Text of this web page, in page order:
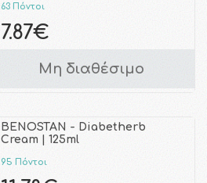
63 Πόντοι
7.87€
Μη διαθέσιμο
BENOSTAN - Diabetherb
Cream | 125ml
95 Πόντοι